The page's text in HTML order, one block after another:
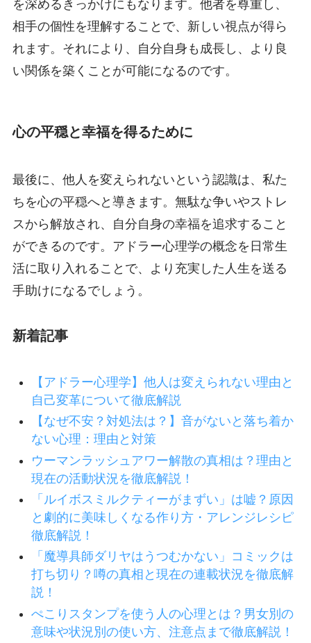
を深めるきっかけにもなります。他者を尊重し、
相手の個性を理解することで、新しい視点が得ら
れます。それにより、自分自身も成長し、より良
い関係を築くことが可能になるのです。
心の平穏と幸福を得るために
最後に、他人を変えられないという認識は、私た
ちを心の平穏へと導きます。無駄な争いやストレ
スから解放され、自分自身の幸福を追求すること
ができるのです。アドラー心理学の概念を日常生
活に取り入れることで、より充実した人生を送る
手助けになるでしょう。
新着記事
【アドラー心理学】他人は変えられない理由と
自己変革について徹底解説
【なぜ不安？対処法は？】音がないと落ち着か
ない心理：理由と対策
ウーマンラッシュアワー解散の真相は？理由と
現在の活動状況を徹底解説！
「ルイボスミルクティーがまずい」は嘘？原因
と劇的に美味しくなる作り方・アレンジレシピ
徹底解説！
「魔導具師ダリヤはうつむかない」コミックは
打ち切り？噂の真相と現在の連載状況を徹底解
説！
ぺこりスタンプを使う人の心理とは？男女別の
意味や状況別の使い方、注意点まで徹底解説！